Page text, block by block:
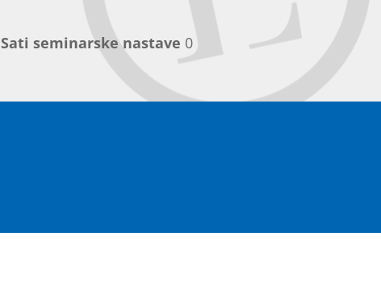
Sati seminarske nastave 0